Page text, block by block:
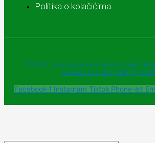
Politika o kolačićima
© 2025 - Sva prava zadržava Apoteke
Powered and designed by
Facebook-f Instagram Tiktok Phone-alt